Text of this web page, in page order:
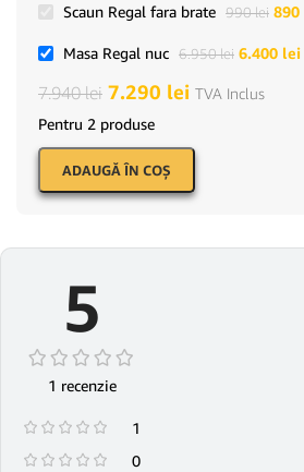
Scaun Regal fara brate 990lei 890
Masa Regal nuc 6.950lei 6.400 lei
7.940lei 7.290 lei TVA Inclus
Pentru 2 produse
ADAUGĂ ÎN COŞ
5
1 recenzie
1
0